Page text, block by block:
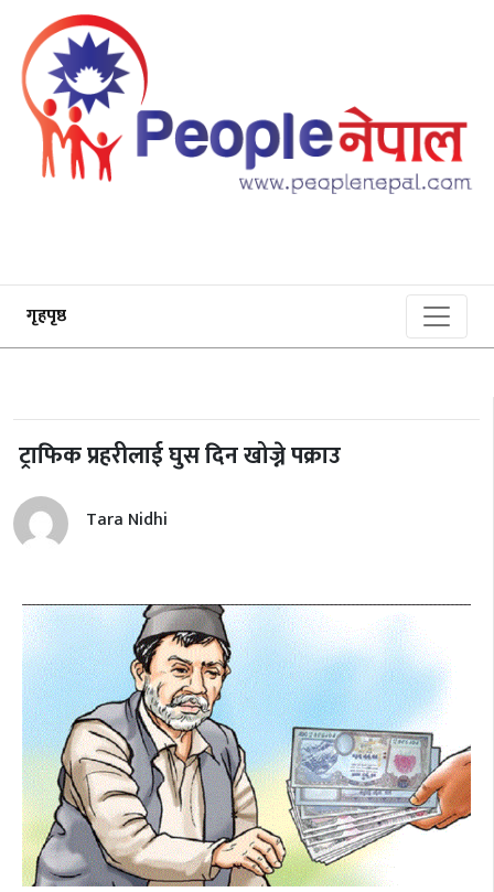
गृहपृष्ठ
ट्राफिक प्रहरीलाई घुस दिन खोज्ने पक्राउ
Tara Nidhi